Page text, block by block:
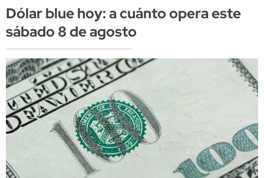
Dólar blue hoy: a cuánto opera este
sábado 8 de agosto